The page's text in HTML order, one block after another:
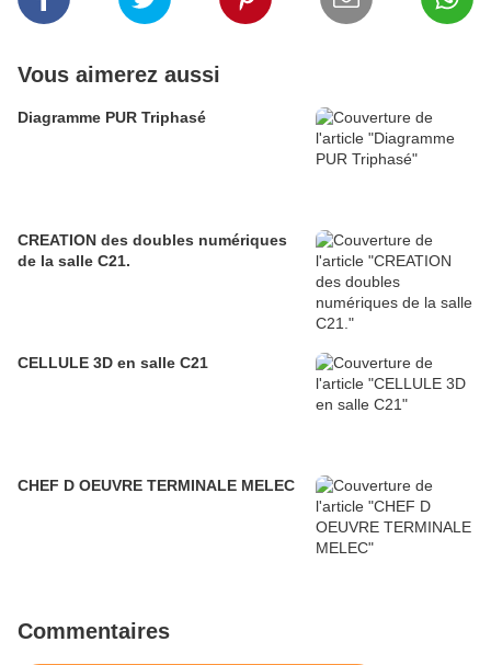
Vous aimerez aussi
Diagramme PUR Triphasé
CREATION des doubles numériques
de la salle C21.
CELLULE 3D en salle C21
CHEF D OEUVRE TERMINALE MELEC
Commentaires